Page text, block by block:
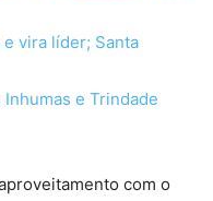
vira líder; Santa
e Trindade
com o